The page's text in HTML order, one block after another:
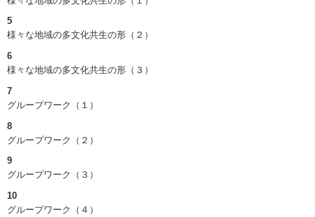
5
様々な地域の多文化共生の形（２）
6
様々な地域の多文化共生の形（３）
7
グループワーク（１）
8
グループワーク（２）
9
グループワーク（３）
10
グループワーク（４）